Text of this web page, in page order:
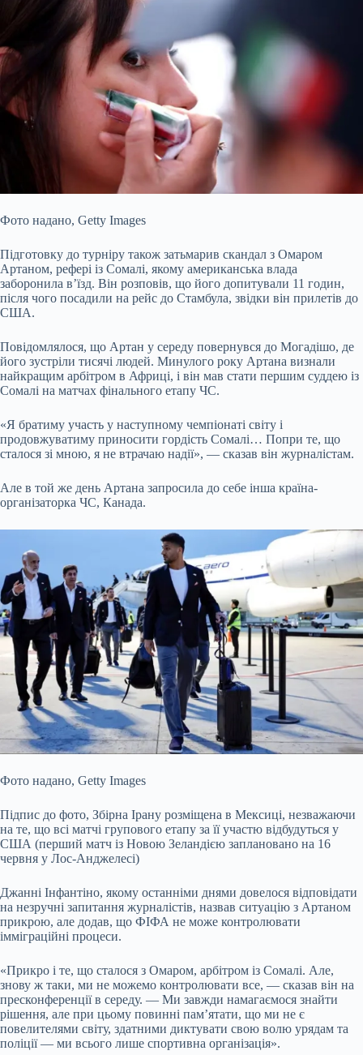
Фото надано, Getty Images
Підготовку до турніру також затьмарив скандал з Омаром
Артаном, рефері із Сомалі, якому американська влада
заборонила в’їзд. Він розповів, що його допитували 11 годин,
після чого посадили на рейс до Стамбула, звідки він прилетів до
США.
Повідомлялося, що Артан у середу повернувся до Могадішо, де
його зустріли тисячі людей. Минулого року Артана визнали
найкращим арбітром в Африці, і він мав стати першим суддею із
Сомалі на матчах фінального етапу ЧС.
«Я братиму участь у наступному чемпіонаті світу і
продовжуватиму приносити гордість Сомалі… Попри те, що
сталося зі мною, я не втрачаю надії», — сказав він журналістам.
Але в той же день Артана запросила до себе інша країна-
організаторка ЧС, Канада.
Фото надано, Getty Images
Підпис до фото, Збірна Ірану розміщена в Мексиці, незважаючи
на те, що всі матчі групового етапу за її участю відбудуться у
США (перший матч із Новою Зеландією заплановано на 16
червня у Лос-Анджелесі)
Джанні Інфантіно, якому останніми днями довелося відповідати
на незручні запитання журналістів, назвав ситуацію з Артаном
прикрою, але додав, що ФІФА не може контролювати
імміграційні процеси.
«Прикро і те, що сталося з Омаром, арбітром із Сомалі. Але,
знову ж таки, ми не можемо контролювати все, — сказав він на
пресконференції в середу. — Ми завжди намагаємося знайти
рішення, але при цьому повинні пам’ятати, що ми не є
повелителями світу, здатними диктувати свою волю урядам та
поліції — ми всього лише спортивна організація».